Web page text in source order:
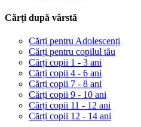
Cărți după vârstă
Cărți pentru Adolescenți
Cărți pentru copilul tău
Cărți copii 1 - 3 ani
Cărți copii 4 - 6 ani
Cărți copii 7 - 8 ani
Cărți copii 9 - 10 ani
Cărți copii 11 - 12 ani
Cărți copii 12 - 14 ani